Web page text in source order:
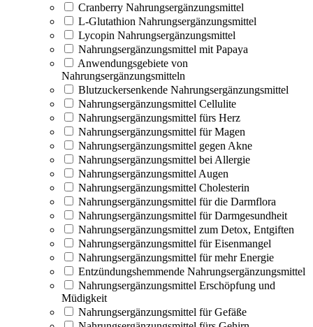
Cranberry Nahrungsergänzungsmittel
L-Glutathion Nahrungsergänzungsmittel
Lycopin Nahrungsergänzungsmittel
Nahrungsergänzungsmittel mit Papaya
Anwendungsgebiete von
Nahrungsergänzungsmitteln
Blutzuckersenkende Nahrungsergänzungsmittel
Nahrungsergänzungsmittel Cellulite
Nahrungsergänzungsmittel fürs Herz
Nahrungsergänzungsmittel für Magen
Nahrungsergänzungsmittel gegen Akne
Nahrungsergänzungsmittel bei Allergie
Nahrungsergänzungsmittel Augen
Nahrungsergänzungsmittel Cholesterin
Nahrungsergänzungsmittel für die Darmflora
Nahrungsergänzungsmittel für Darmgesundheit
Nahrungsergänzungsmittel zum Detox, Entgiften
Nahrungsergänzungsmittel für Eisenmangel
Nahrungsergänzungsmittel für mehr Energie
Entzündungshemmende Nahrungsergänzungsmittel
Nahrungsergänzungsmittel Erschöpfung und
Müdigkeit
Nahrungsergänzungsmittel für Gefäße